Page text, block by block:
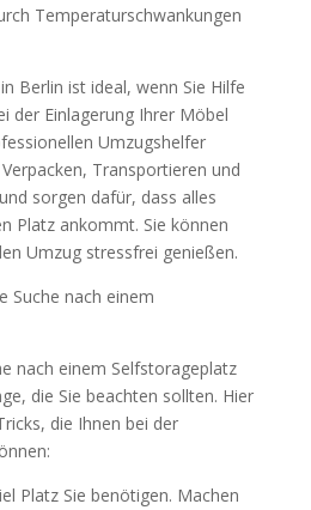
Temperaturschwankungen
Berlin ist ideal, wenn Sie Hilfe
der Einlagerung Ihrer Möbel
Umzugshelfer
Transportieren und
sorgen dafür, dass alles
Platz ankommt. Sie können
Umzug stressfrei genießen.
Suche nach einem
nach einem Selfstorageplatz
die Sie beachten sollten. Hier
die Ihnen bei der
Platz Sie benötigen. Machen